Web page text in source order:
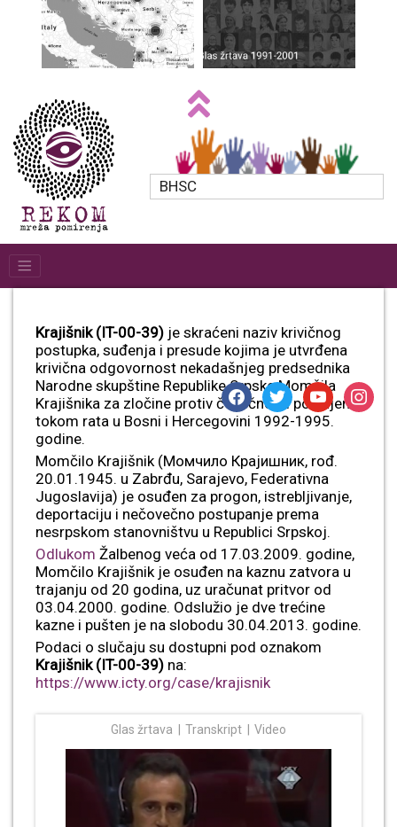
BHSC
Krajišnik (IT-00-39) je skraćeni naziv krivičnog
postupka, suđenja i presude kojima je utvrđena
krivična odgovornost nekadašnjeg predsednika
Narodne skupštine Republike Srpske Momčila
Krajišnika za zločine protiv čovečnosti počinjene
tokom rata u Bosni i Hercegovini 1992-1995.
godine.
Momčilo Krajišnik (Момчило Крајишник, rođ.
20.01.1945. u Zabrđu, Sarajevo, Federativna
Jugoslavija) je osuđen za progon, istrebljivanje,
deportaciju i nečovečno postupanje prema
nesrpskom stanovništvu u Republici Srpskoj.
Odlukom Žalbenog veća od 17.03.2009. godine,
Momčilo Krajišnik je osuđen na kaznu zatvora u
trajanju od 20 godina, uz uračunat pritvor od
03.04.2000. godine. Odslužio je dve trećine
kazne i pušten je na slobodu 30.04.2013. godine.
Podaci o slučaju su dostupni pod oznakom
Krajišnik (IT-00-39) na:
https://www.icty.org/case/krajisnik
Glas žrtava Transkript Video
facebooktwitteryoutube